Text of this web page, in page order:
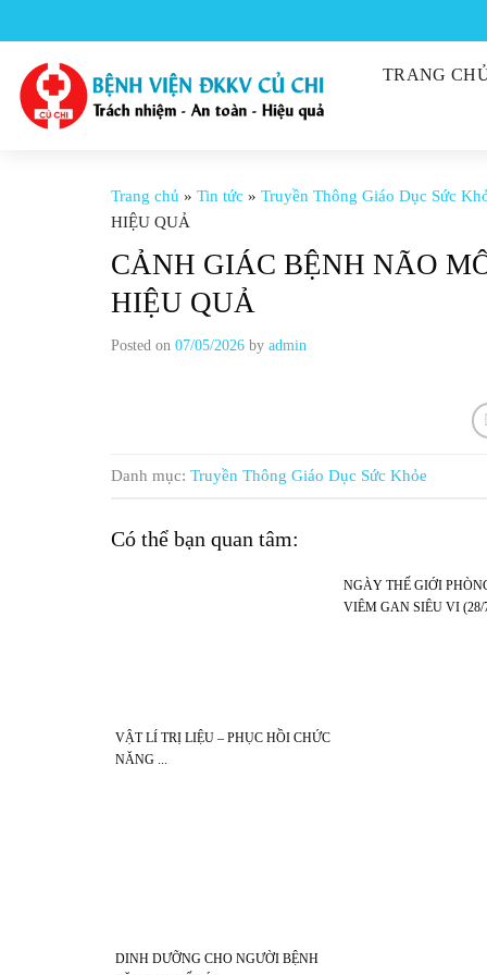
to
content
TRANG
Trang chủ » Tin tức » Truyền Thông Giáo Dục Sức
HIỆU QUẢ
CẢNH GIÁC BỆNH NÃO
HIỆU QUẢ
Posted on 07/05/2026 by admin
Danh mục: Truyền Thông Giáo Dục Sức Khỏe
Có thể bạn quan tâm:
VẬT LÍ TRỊ LIỆU – PHỤC HỒI CHỨC
NĂNG
NGÀY THẾ GIỚI
VIÊM GAN SIÊU VI (28/
DINH DƯỠNG CHO NGƯỜI BỆNH